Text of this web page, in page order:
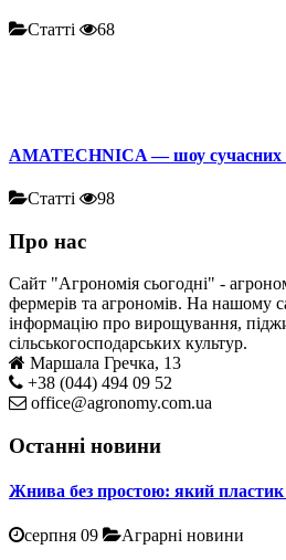
Статті 68
AMATECHNICA — шоу сучасних
Статті 98
Про нас
Сайт "Агрономія сьогодні" -
фермерів та агрономів. На нашому
інформацію про вирощування,
сільськогосподарських культур.
Маршала Гречка, 13
+38 (044) 494 09 52
office@agronomy.com.ua
Останні новини
Жнива без простою: який
серпня 09 Аграрні новини